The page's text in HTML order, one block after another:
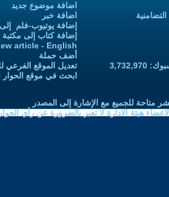
اضافة موضوع جديد
اضافة خبر
إضافة يوتيوب-فلم
إضافة كتاب إلى مكتبة
article - English
أضف حملة
تعديل الموقع الفرعي
ابحث في موقع الحوار
متاحة للجميع مع الإشارة إلى المصدر
هيئة الادارة لا تعبر بالضرورة عن رأي